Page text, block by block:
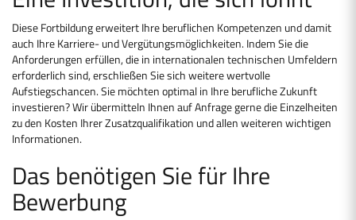
Diese Fortbildung erweitert Ihre beruflichen Kompetenzen und damit
auch Ihre Karriere- und Vergütungsmöglichkeiten. Indem Sie die
Anforderungen erfüllen, die in internationalen technischen Umfeldern
erforderlich sind, erschließen Sie sich weitere wertvolle
Aufstiegschancen. Sie möchten optimal in Ihre berufliche Zukunft
investieren? Wir übermitteln Ihnen auf Anfrage gerne die Einzelheiten
zu den Kosten Ihrer Zusatzqualifikation und allen weiteren wichtigen
Informationen.
Das benötigen Sie für Ihre
Bewerbung